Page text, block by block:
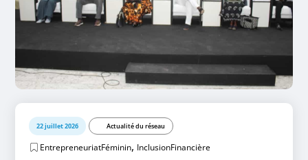
22 juillet 2026 Actualité du réseau
EntrepreneuriatFéminin, InclusionFinancière